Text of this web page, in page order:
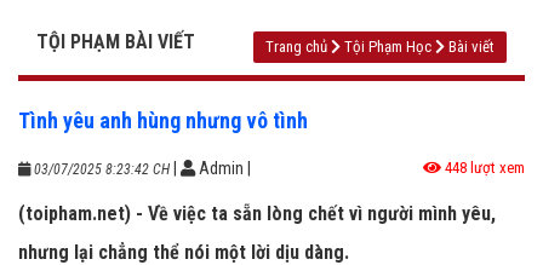
TỘI PHẠM BÀI VIẾT Trang chủ Tội Phạm Học Bài viết
Tình yêu anh hùng nhưng vô tình
03/07/2025 8:23:42 CH Admin 448 lượt xem
(toipham.net) - Về việc ta sẵn lòng chết vì người mình yêu,
nhưng lại chẳng thể nói một lời dịu dàng.